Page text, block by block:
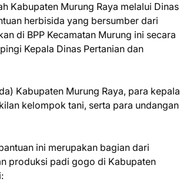
Kabupaten Murung Raya melalui Dinas
herbisida yang bersumber dari
di BPP Kecamatan Murung ini secara
Kepala Dinas Pertanian dan
Kabupaten Murung Raya, para kepala
kelompok tani, serta para undangan
ini merupakan bagian dari
produksi padi gogo di Kabupaten